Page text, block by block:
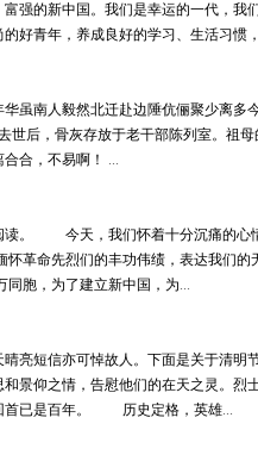
强的新中国。我们是幸运的一代，
好青年，养成良好的学习、生活习惯
虽南人毅然北迁赴边陲伉俪聚少离
世后，骨灰存放于老干部陈列室。祖
合，不易啊！ ...
。 今天，我们怀着十分沉痛的心情
革命先烈们的丰功伟绩，表达我们
胞，为了建立新中国，为...
亮短信亦可悼故人。下面是关于清
和景仰之情，告慰他们的在天之灵
首已是百年。 历史定格，英雄...